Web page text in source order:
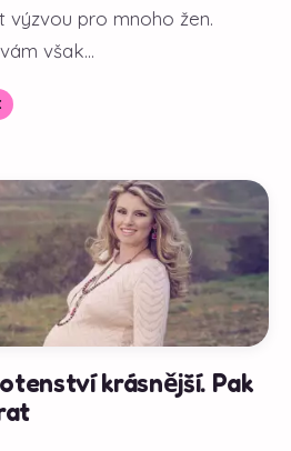
výzvou pro mnoho žen.
však...
krásnější. Pak